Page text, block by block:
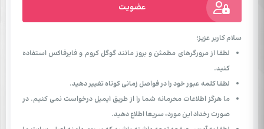
عضویت
سلام کاربر عزیز؛
لطفا از مرورگرهای مطمئن و بروز مانند گوگل کروم و فایرفاکس استفاده
کنید.
لطفا کلمه عبور خود را در فواصل زمانی کوتاه تغییر دهید.
ما هرگز اطلاعات محرمانه شما را از طریق ایمیل درخواست نمی کنیم. در
صورت رخداد این مورد، سریعا اطلاع دهید.